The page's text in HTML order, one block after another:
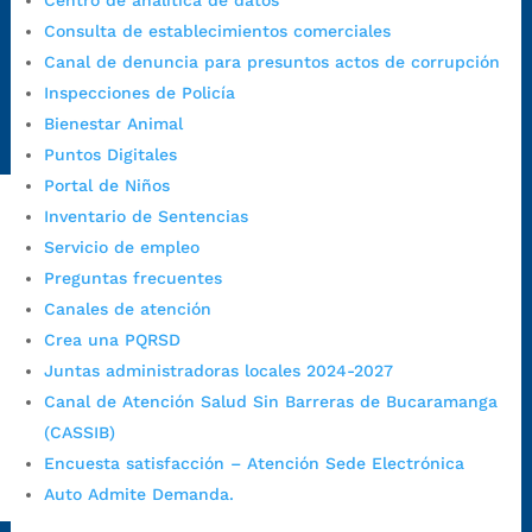
Consulta de establecimientos comerciales
Canal de denuncia para presuntos actos de corrupción
Inspecciones de Policía
Bienestar Animal
Puntos Digitales
Portal de Niños
Inventario de Sentencias
Servicio de empleo
Preguntas frecuentes
Canales de atención
Crea una PQRSD
Juntas administradoras locales 2024-2027
Canal de Atención Salud Sin Barreras de Bucaramanga
(CASSIB)
Encuesta satisfacción – Atención Sede Electrónica
Auto Admite Demanda.
Canal de denuncia para presuntos actos de corrupción:
https://canaldenuncia.bucaramanga.gov.co/
Emergencia:https://emergencia.bucaramanga.gov.co/
Radique aquí su queja disciplinaria:
https://www.bucaramanga.gov.co/gobierno-ciudadanos-
1/secretarias/oficina-de-control-interno-disciplinario/
Alcaldía de Bucaramanga
Alcaldía de Bucaramanga
PrensaBucaramanga